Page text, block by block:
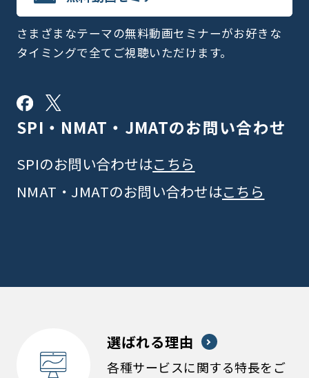
さまざまなテーマの無料動画セミナーがお好きな
タイミングで全てご視聴いただけます。
SPI・NMAT・JMATのお問い合わせ
SPIのお問い合わせはこちら
NMAT・JMATのお問い合わせはこちら
選ばれる理由
各種サービスに関する特長をご